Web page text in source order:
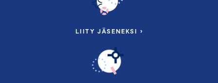
LIITY JÄSENEKSI ›